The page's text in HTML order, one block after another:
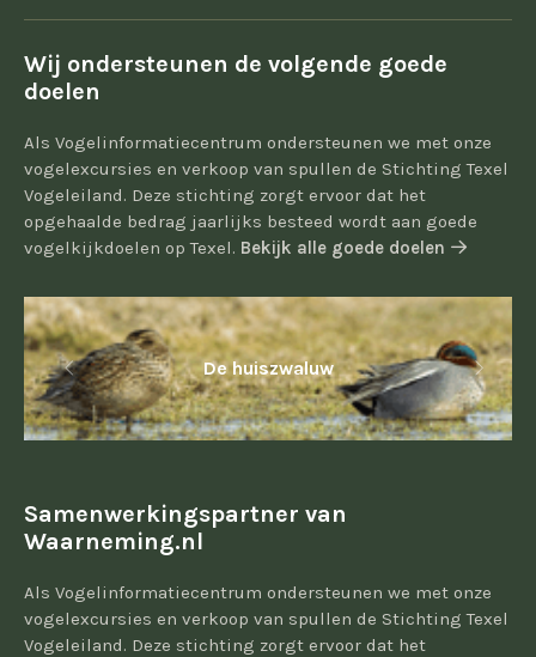
Wij ondersteunen de volgende goede
doelen
Als Vogelinformatiecentrum ondersteunen we met onze
vogelexcursies en verkoop van spullen de Stichting Texel
Vogeleiland. Deze stichting zorgt ervoor dat het
opgehaalde bedrag jaarlijks besteed wordt aan goede
vogelkijkdoelen op Texel. Bekijk alle goede doelen
De huiszwaluw
Samenwerkingspartner van
Waarneming.nl
Als Vogelinformatiecentrum ondersteunen we met onze
vogelexcursies en verkoop van spullen de Stichting Texel
Vogeleiland. Deze stichting zorgt ervoor dat het